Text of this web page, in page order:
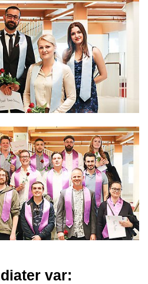
var: